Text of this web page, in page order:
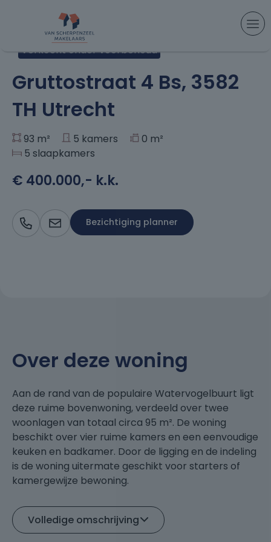
> Gruttostraat 4 Bs, Utrecht
Verkocht onder voorbehoud
+31
Gruttostraat 4 Bs, 3582
TH Utrecht
93 m² 5 kamers
0 m²
5 slaapkamers
€ 400.000,- k.k.
Bezichtiging planner
Over deze woning
Aan de rand van de populaire Watervogelbuurt ligt
deze ruime bovenwoning, verdeeld over twee
woonlagen van totaal circa 95 m². De woning
beschikt over vier ruime kamers en een eenvoudige
keuken en badkamer. Door de ligging en de indeling
is de woning uitermate geschikt voor starters of
kamergewijze bewoning.
Op de tweede verdieping bevindt zich een ruime
overloop met mogelijkheden voor het realiseren
Volledige omschrijving